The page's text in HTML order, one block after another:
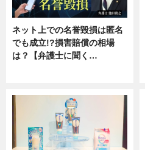
ネット上での名誉毀損は匿名
でも成立!?損害賠償の相場
は？【弁護士に聞く…